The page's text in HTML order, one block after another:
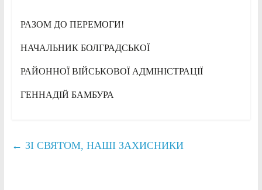
РАЗОМ ДО ПЕРЕМОГИ!
НАЧАЛЬНИК БОЛГРАДСЬКОЇ
РАЙОННОЇ ВІЙСЬКОВОЇ АДМІНІСТРАЦІЇ
ГЕННАДІЙ БАМБУРА
← ЗІ СВЯТОМ, НАШІ ЗАХИСНИКИ